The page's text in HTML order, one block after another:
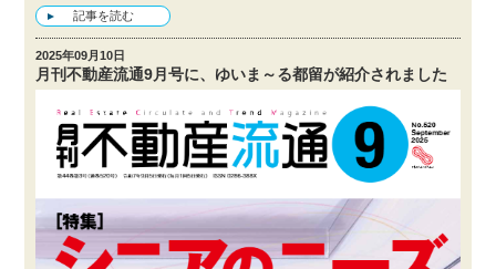
記事を読む
2025年09月10日
月刊不動産流通9月号に、ゆいま～る都留が紹介されました